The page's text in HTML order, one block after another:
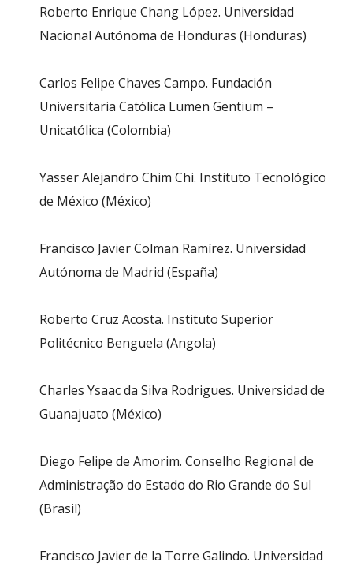
Roberto Enrique Chang López. Universidad
Nacional Autónoma de Honduras (Honduras)
Carlos Felipe Chaves Campo. Fundación
Universitaria Católica Lumen Gentium –
Unicatólica (Colombia)
Yasser Alejandro Chim Chi. Instituto Tecnológico
de México (México)
Francisco Javier Colman Ramírez. Universidad
Autónoma de Madrid (España)
Roberto Cruz Acosta. Instituto Superior
Politécnico Benguela (Angola)
Charles Ysaac da Silva Rodrigues. Universidad de
Guanajuato (México)
Diego Felipe de Amorim. Conselho Regional de
Administração do Estado do Rio Grande do Sul
(Brasil)
Francisco Javier de la Torre Galindo. Universidad